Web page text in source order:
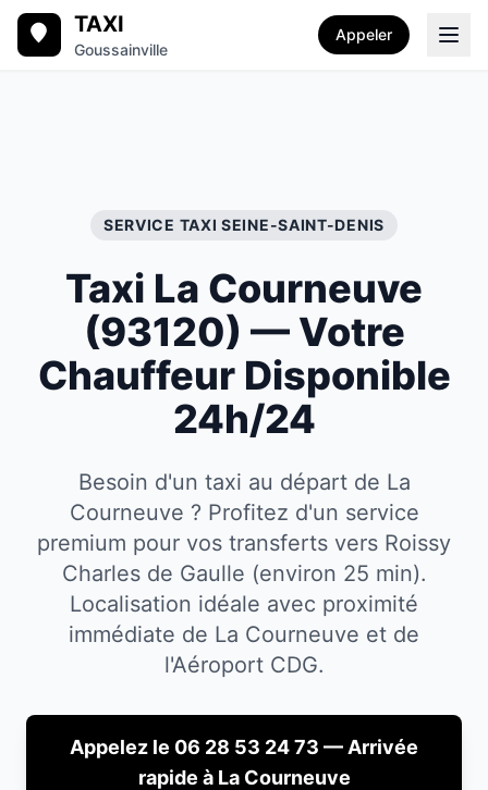
TAXI
Goussainville
Appeler
SERVICE TAXISEINE-SAINT-DENIS
Taxi La Courneuve
(93120) — Votre
Chauffeur Disponible
24h/24
Besoin d'un taxi au départ de La
Courneuve ? Profitez d'un service
premium pour vos transferts vers Roissy
Charles de Gaulle (environ 25 min).
Localisation idéale avec proximité
immédiate de La Courneuve et de
l'Aéroport CDG.
Appelez le 06 28 53 24 73 — Arrivée
rapide à La Courneuve